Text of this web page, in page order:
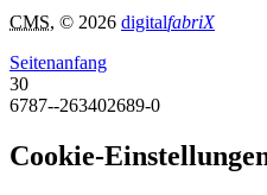
CMS, © 2026 digitalfabriX
Seitenanfang
30
6787--263402689-0
Cookie-